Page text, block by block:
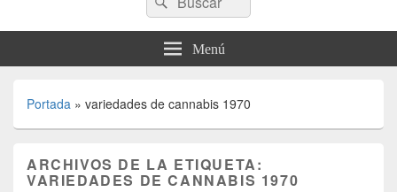
por:
Menú
Portada » variedades de cannabis 1970
ARCHIVOS DE LA ETIQUETA:
VARIEDADES DE CANNABIS 1970